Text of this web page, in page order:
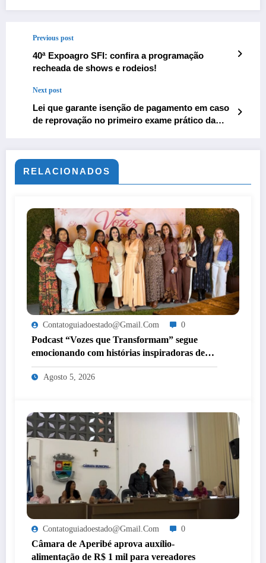
Previous post
40ª Expoagro SFI: confira a programação
recheada de shows e rodeios!
Next post
Lei que garante isenção de pagamento em caso
de reprovação no primeiro exame prático da
RELACIONADOS
Contatoguiadoestado@gmail.com 0
Podcast “Vozes que Transformam” segue
emocionando com histórias inspiradoras de
mulheres de Itaperuna
Agosto 5, 2026
Contatoguiadoestado@gmail.com 0
Câmara de Aperibé aprova auxílio-
alimentação de R$ 1 mil para vereadores